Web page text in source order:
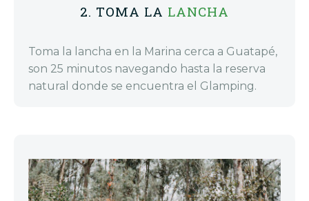
2. TOMA LA LANCHA
Toma la lancha en la Marina cerca a Guatapé,
son 25 minutos navegando hasta la reserva
natural donde se encuentra el Glamping.